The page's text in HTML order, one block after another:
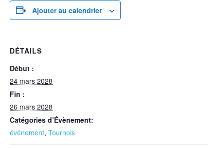
Ajouter au calendrier
DÉTAILS
Début :
24 mars 2028
Fin :
26 mars 2028
Catégories d’Évènement:
événement, Tournois